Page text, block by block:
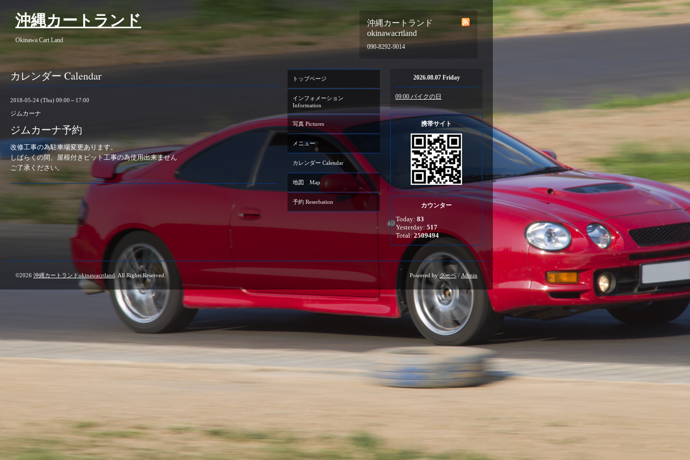
沖縄カートランド
okinawacrtland
090-8292-9014
沖縄カートランド
Okinawa Cart Land
カレンダー Calendar
2018-05-24 (Thu) 09:00～17:00
ジムカーナ
ジムカーナ予約
改修工事の為駐車場変更あります。
しばらくの間、屋根付きピット工事の為使用出来ません
ご了承ください。
トップページ
インフォメーション
Information
写真 Pictures
メニュー
カレンダー Calendar
地図 Map
予約 Reserbation
2026.08.07 Friday
09:00 バイクの日
携帯サイト
カウンター
Today: 83
Yesterday: 517
Total:2509494
©2026 沖縄カートランドokinawacrtland . All Rights Reserved. Powered by グーペ / Admin